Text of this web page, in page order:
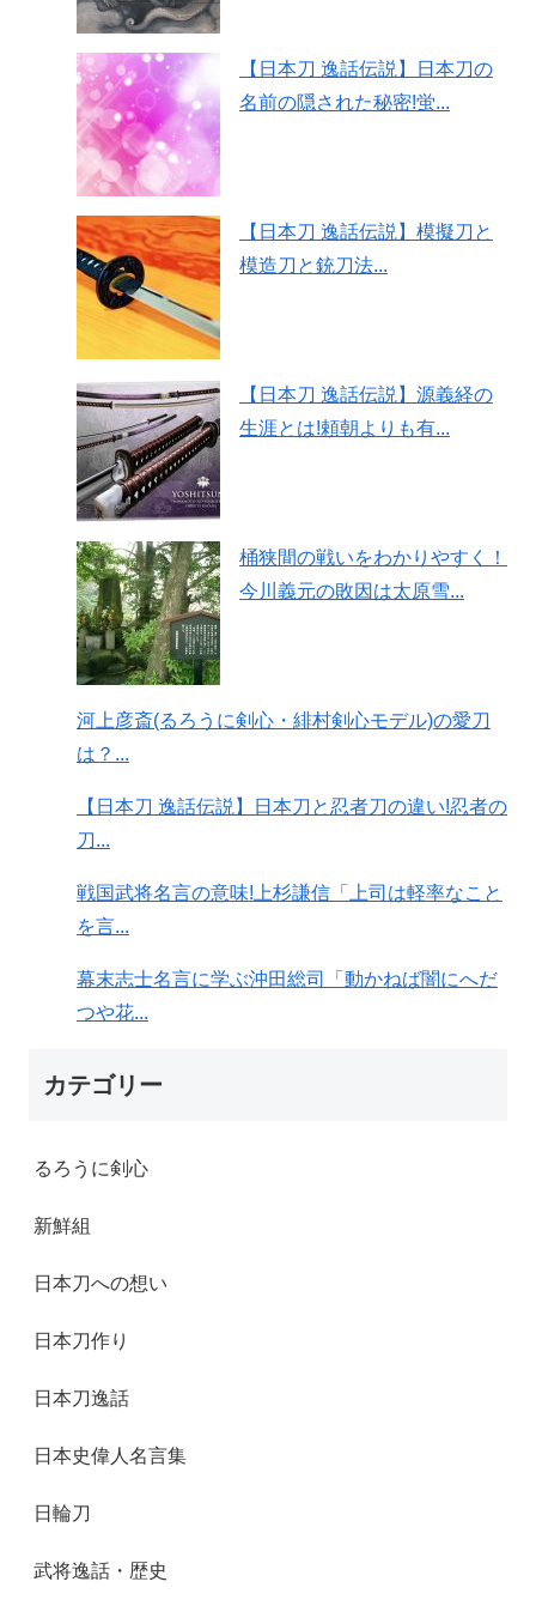
【日本刀 逸話伝説】日本刀の
名前の隠された秘密!蛍...
【日本刀 逸話伝説】模擬刀と
模造刀と銃刀法...
【日本刀 逸話伝説】源義経の
生涯とは!頼朝よりも有...
桶狭間の戦いをわかりやすく！
今川義元の敗因は太原雪...
河上彦斎(るろうに剣心・緋村剣心モデル)の愛刀
は？...
【日本刀 逸話伝説】日本刀と忍者刀の違い!忍者の
刀...
戦国武将名言の意味!上杉謙信「上司は軽率なこと
を言...
幕末志士名言に学ぶ沖田総司「動かねば闇にへだ
つや花...
カテゴリー
るろうに剣心
新鮮組
日本刀への想い
日本刀作り
日本刀逸話
日本史偉人名言集
日輪刀
武将逸話・歴史